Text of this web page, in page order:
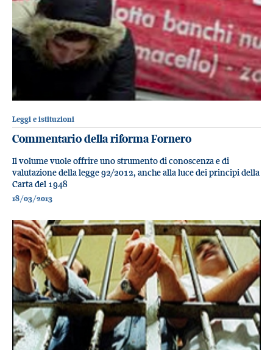
Leggi e istituzioni
Commentario della riforma Fornero
Il volume vuole offrire uno strumento di conoscenza e di
valutazione della legge 92/2012, anche alla luce dei principi della
Carta del 1948
18/03/2013